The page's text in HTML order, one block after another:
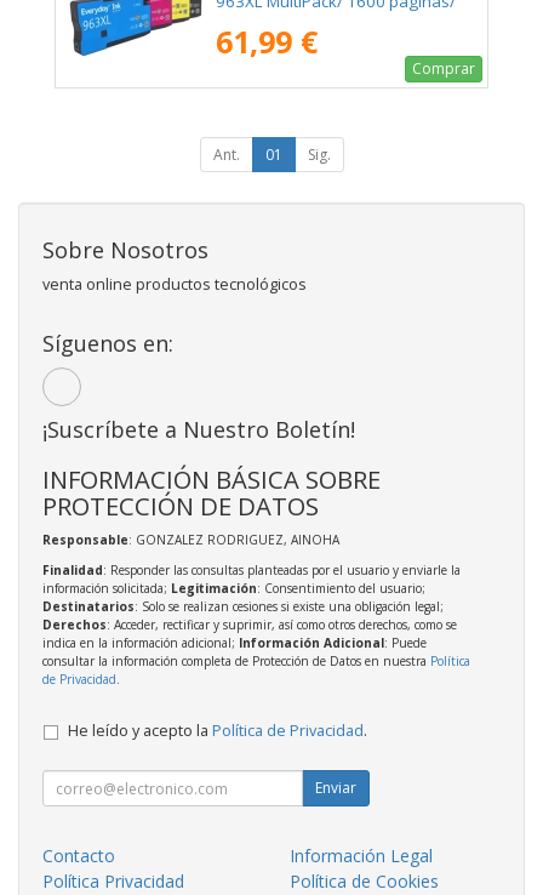
61,99 €
Comprar
Ant. 01 Sig.
Sobre Nosotros
venta online productos tecnológicos
Síguenos en:
¡Suscríbete a Nuestro Boletín!
INFORMACIÓN BÁSICA SOBRE
PROTECCIÓN DE DATOS
Responsable: GONZALEZ RODRIGUEZ, AINOHA
Finalidad: Responder las consultas planteadas por el usuario y enviarle la
información solicitada; Legitimación: Consentimiento del usuario;
Destinatarios: Solo se realizan cesiones si existe una obligación legal;
Derechos: Acceder, rectificar y suprimir, así como otros derechos, como se
indica en la información adicional; Información Adicional: Puede
consultar la información completa de Protección de Datos en nuestra Política
de Privacidad.
He leído y acepto la Política de Privacidad.
Enviar
Contacto
Información Legal
Política Privacidad
Política de Cookies